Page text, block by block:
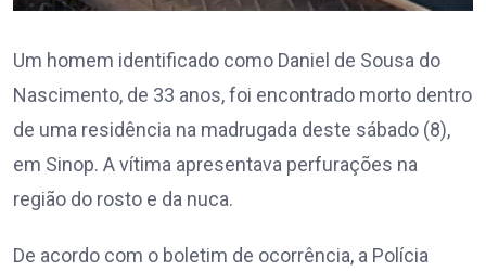
Um homem identificado como Daniel de Sousa do
Nascimento, de 33 anos, foi encontrado morto dentro
de uma residência na madrugada deste sábado (8),
em Sinop. A vítima apresentava perfurações na
região do rosto e da nuca.
De acordo com o boletim de ocorrência, a Polícia